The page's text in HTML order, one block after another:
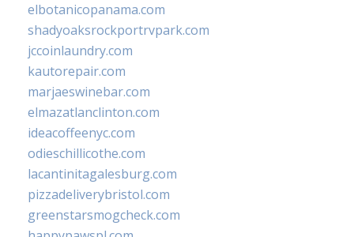
elbotanicopanama.com
shadyoaksrockportrvpark.com
jccoinlaundry.com
kautorepair.com
marjaeswinebar.com
elmazatlanclinton.com
ideacoffeenyc.com
odieschillicothe.com
lacantinitagalesburg.com
pizzadeliverybristol.com
greenstarsmogcheck.com